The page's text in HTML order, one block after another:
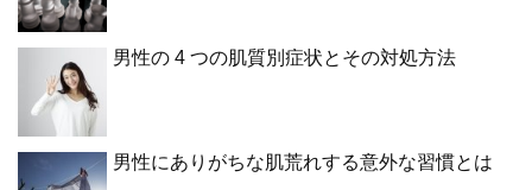
男性の 4 つの肌質別症状とその対処方法
男性にありがちな肌荒れする意外な習慣とは